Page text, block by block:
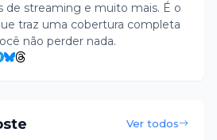
de streaming e muito mais. É o
traz uma cobertura completa
não perder nada.
Ver todos